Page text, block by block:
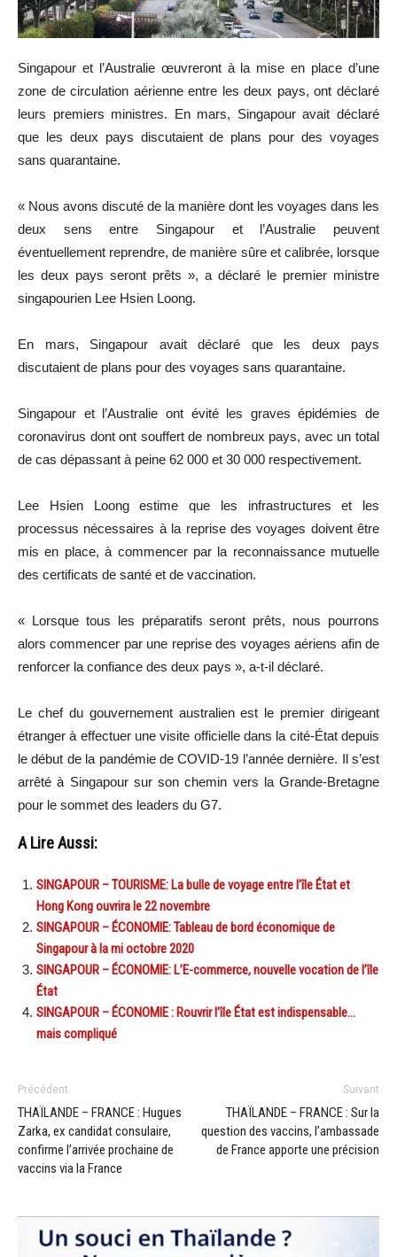
Singapour et l’Australie œuvreront à la mise en place d’une
zone de circulation aérienne entre les deux pays, ont déclaré
leurs premiers ministres. En mars, Singapour avait déclaré
que les deux pays discutaient de plans pour des voyages
sans quarantaine.
« Nous avons discuté de la manière dont les voyages dans les
deux sens entre Singapour et l’Australie peuvent
éventuellement reprendre, de manière sûre et calibrée, lorsque
les deux pays seront prêts », a déclaré le premier ministre
singapourien Lee Hsien Loong.
En mars, Singapour avait déclaré que les deux pays
discutaient de plans pour des voyages sans quarantaine.
Singapour et l’Australie ont évité les graves épidémies de
coronavirus dont ont souffert de nombreux pays, avec un total
de cas dépassant à peine 62 000 et 30 000 respectivement.
Lee Hsien Loong estime que les infrastructures et les
processus nécessaires à la reprise des voyages doivent être
mis en place, à commencer par la reconnaissance mutuelle
des certificats de santé et de vaccination.
« Lorsque tous les préparatifs seront prêts, nous pourrons
alors commencer par une reprise des voyages aériens afin de
renforcer la confiance des deux pays », a-t-il déclaré.
Le chef du gouvernement australien est le premier dirigeant
étranger à effectuer une visite officielle dans la cité-État depuis
le début de la pandémie de COVID-19 l’année dernière. Il s’est
arrêté à Singapour sur son chemin vers la Grande-Bretagne
pour le sommet des leaders du G7.
A Lire Aussi:
SINGAPOUR – TOURISME: La bulle de voyage entre l’île État et
Hong Kong ouvrira le 22 novembre
SINGAPOUR – ÉCONOMIE: Tableau de bord économique de
Singapour à la mi octobre 2020
SINGAPOUR – ÉCONOMIE: L’E-commerce, nouvelle vocation de l’île
État
SINGAPOUR – ÉCONOMIE : Rouvrir l’île État est indispensable…
mais compliqué
Précédent
THAÏLANDE – FRANCE : Hugues
Zarka, ex candidat consulaire,
confirme l’arrivée prochaine de
vaccins via la France
Suivant
THAÏLANDE – FRANCE : Sur la
question des vaccins, l’ambassade
de France apporte une précision